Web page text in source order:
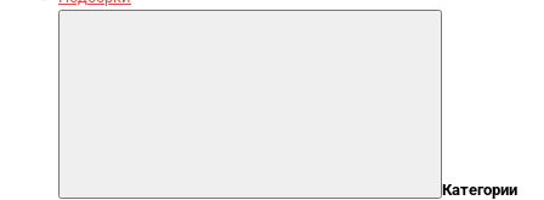
Категории